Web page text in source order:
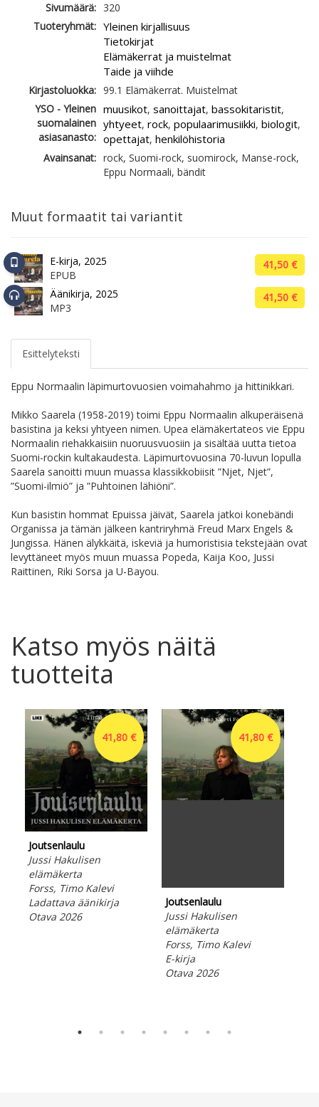
Sivumäärä: 320
Tuoteryhmät: Yleinen kirjallisuus
Tietokirjat
Elämäkerrat ja muistelmat
Taide ja viihde
Kirjastoluokka: 99.1 Elämäkerrat. Muistelmat
YSO - Yleinen
suomalainen
asiasanasto:
muusikot, sanoittajat, bassokitaristit,
yhtyeet, rock, populaarimusiikki, biologit,
opettajat, henkilöhistoria
Avainsanat: rock, Suomi-rock, suomirock, Manse-rock,
Eppu Normaali, bändit
Muut formaatit tai variantit
E-kirja, 2025
EPUB
41,50 €
Äänikirja, 2025
MP3
41,50 €
Esittelyteksti
Eppu Normaalin läpimurtovuosien voimahahmo ja hittinikkari.
Mikko Saarela (1958-2019) toimi Eppu Normaalin alkuperäisenä
basistina ja keksi yhtyeen nimen. Upea elämäkertateos vie Eppu
Normaalin riehakkaisiin nuoruusvuosiin ja sisältää uutta tietoa
Suomi-rockin kultakaudesta. Läpimurtovuosina 70-luvun lopulla
Saarela sanoitti muun muassa klassikkobiisit ”Njet, Njet”,
”Suomi-ilmiö” ja ”Puhtoinen lähiöni”.
Kun basistin hommat Epuissa jäivät, Saarela jatkoi konebändi
Organissa ja tämän jälkeen kantriryhmä Freud Marx Engels &
Jungissa. Hänen älykkäitä, iskeviä ja humoristisia tekstejään ovat
levyttäneet myös muun muassa Popeda, Kaija Koo, Jussi
Raittinen, Riki Sorsa ja U-Bayou.
Katso myös näitä
tuotteita
41,80 €
Joutsenlaulu
Jussi Hakulisen
elämäkerta
Forss, Timo Kalevi
Ladattava äänikirja
Otava 2026
41,80 €
Joutsenlaulu
Jussi Hakulisen
elämäkerta
Forss, Timo Kalevi
E-kirja
Otava 2026